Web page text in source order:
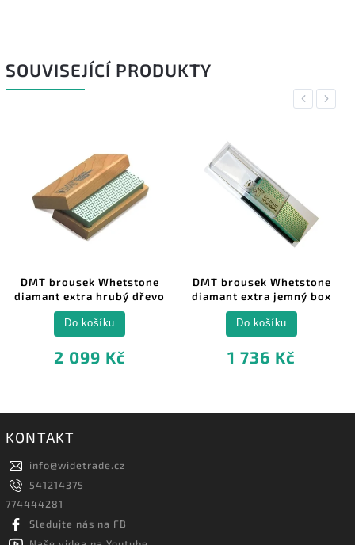
SOUVISEJÍCÍ PRODUKTY
Previous
DMT brousek Whetstone
diamant extra hrubý dřevo
2 099 Kč
Do košíku
DMT brousek Whetstone
diamant extra jemný box
1 736 Kč
Do košíku
Next
KONTAKT
info@widetrade.cz
541214375
774444281
Sledujte nás na FB